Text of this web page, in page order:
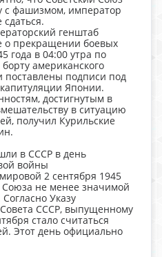
с фашизмом, император
генштаб
о прекращении боевых
года в 04:00 утра по
американского
подписи под
Японии.
достигнутым в
в ситуацию
получил Курильские
в СССР в день
войны
2 сентября 1945
Союза не менее значимой
Указу
СССР, выпущенному
стало считаться
Этот день официально